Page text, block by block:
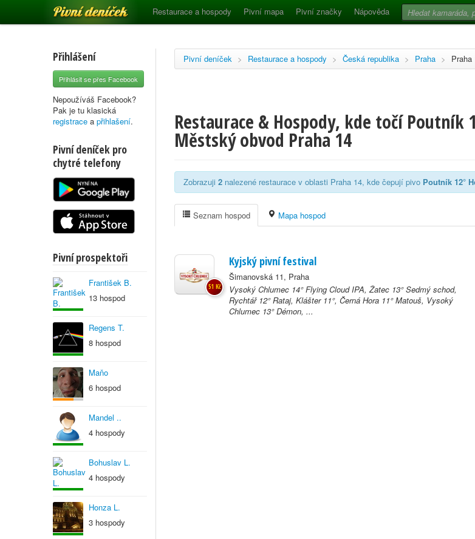
Pivní deníček Restaurace a hospody Pivní mapa Pivní značky Nápověda
Přihlášení
Přihlásit se přes Facebook
Nepoužíváš Facebook?
Pak je tu klasická
registrace a přihlašení.
Pivní deníček pro
chytré telefony
Pivní prospektoři
František B.
13 hospod
Regens T.
8 hospod
Maňo
6 hospod
Mandel ..
4 hospody
Bohuslav L.
4 hospody
Honza L.
3 hospody
Pivní deníček > Restaurace a hospody > Česká republika > Praha > Praha
Restaurace & Hospody, kde točí Poutník
Městský obvod Praha 14
Zobrazuji 2 nalezené restaurace v oblasti Praha 14, kde čepují pivo Poutník 12°
Seznam hospod Mapa hospod
Kyjský pivní festival
Šimanovská 11, Praha
Vysoký Chlumec 14° Flying Cloud IPA, Žatec 13° Sedmý schod,
Rychtář 12° Rataj, Klášter 11°, Černá Hora 11° Matouš, Vysoký
Chlumec 13° Démon, ...
51 Kč